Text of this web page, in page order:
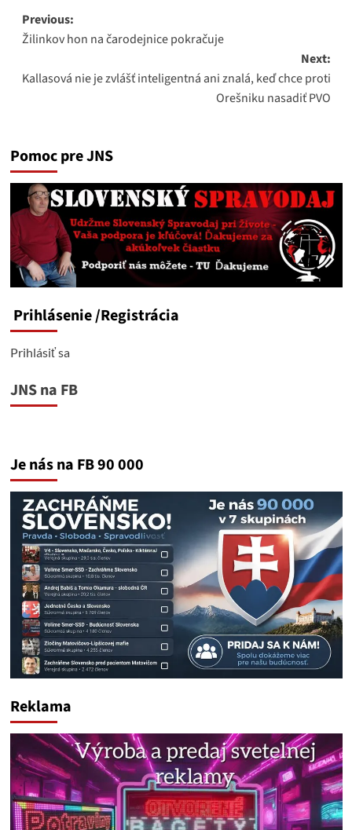
Post
navigation
Previous:
Žilinkov hon na čarodejnice pokračuje
Next:
Kallasová nie je zvlášť inteligentná ani znalá, keď chce proti
Orešniku nasadiť PVO
Pomoc pre JNS
Prihlásenie/Registrácia
Prihlásiť sa
JNS na FB
Je nás na FB 90 000
Reklama